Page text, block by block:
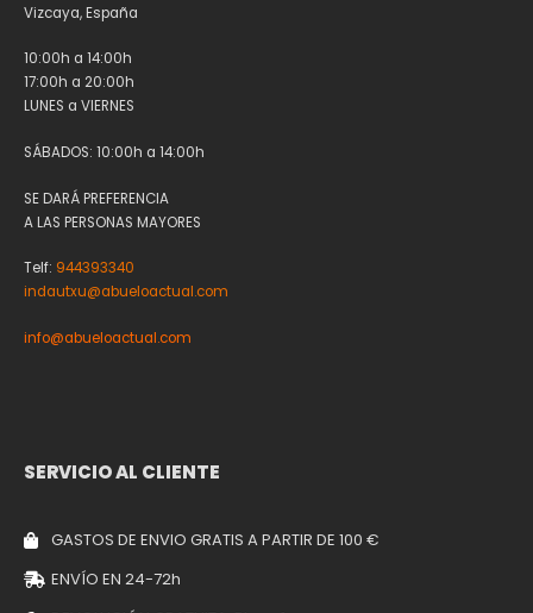
Vizcaya, España
10:00h a 14:00h
17:00h a 20:00h
LUNES a VIERNES
SÁBADOS: 10:00h a 14:00h
SE DARÁ PREFERENCIA
A LAS PERSONAS MAYORES
Telf: 944393340
indautxu@abueloactual.com
info@abueloactual.com
SERVICIO AL CLIENTE
GASTOS DE ENVIO GRATIS A PARTIR DE 100 €
ENVÍO EN 24-72h